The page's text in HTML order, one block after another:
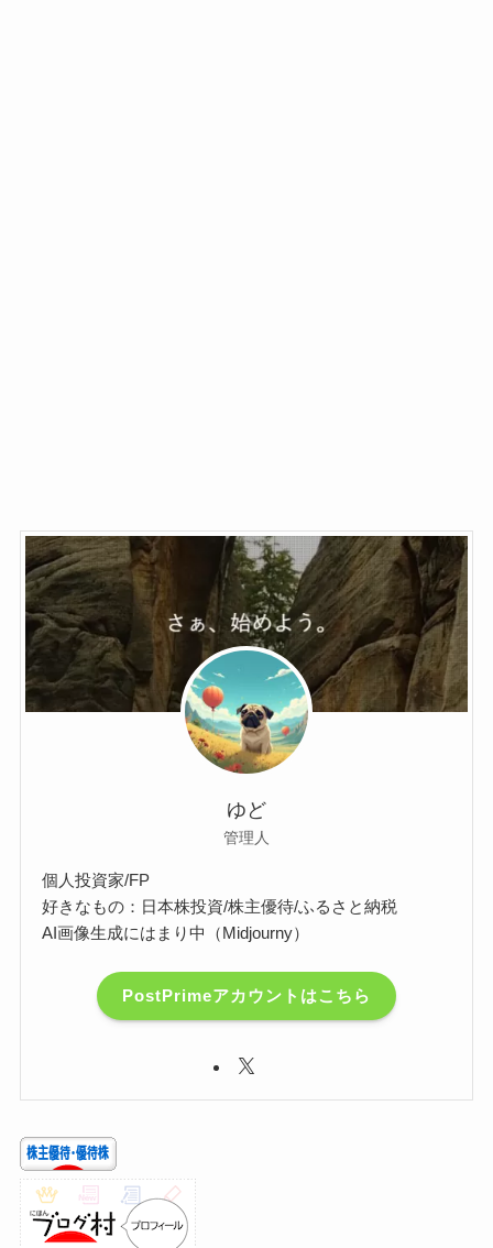
ゆど
管理人
個人投資家/FP
好きなもの：日本株投資/株主優待/ふるさと納税
AI画像生成にはまり中（Midjourny）
PostPrimeアカウントはこちら